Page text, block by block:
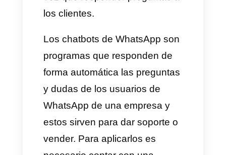
amiguitos o programas que se
ejecutan de forma automática
para responder consultas y
dudas de clientes. No todos los
chatbots son iguales y estos
pueden ser configurados de